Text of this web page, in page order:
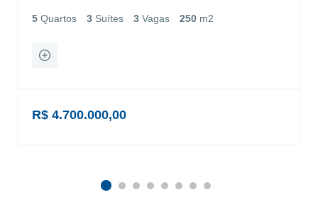
5 Quartos 3 Suítes 3 Vagas 250 m2
R$ 4.700.000,00